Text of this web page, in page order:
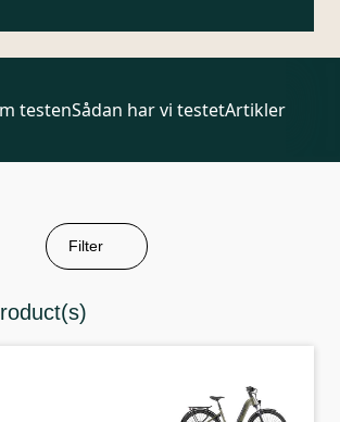
testenSådan har vi testetArtikler
Filter